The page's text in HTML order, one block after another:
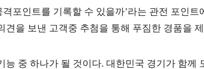
격포인트를 기록할 수 있을까’라는 관전 포인트
견을 보낸 고객중 추첨을 통해 푸짐한 경품을
능 중 하나가 될 것이다. 대한민국 경기가 함께